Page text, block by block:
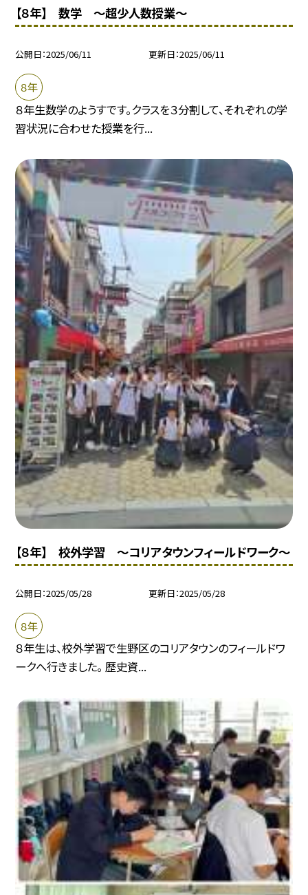
【８年】 数学 〜超少人数授業〜
公開日 2025/06/11 更新日 2025/06/11
８年
８年生数学のようすです。クラスを３分割して、それぞれの学
習状況に合わせた授業を行...
【８年】 校外学習 〜コリアタウンフィールドワーク〜
公開日 2025/05/28 更新日 2025/05/28
８年
８年生は、校外学習で生野区のコリアタウンのフィールドワ
ークへ行きました。 歴史資...